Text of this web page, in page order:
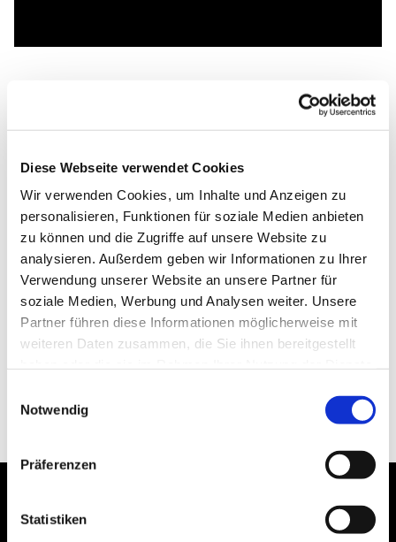
Diese Webseite verwendet Cookies
Wir verwenden Cookies, um Inhalte und Anzeigen zu
personalisieren, Funktionen für soziale Medien anbieten
zu können und die Zugriffe auf unsere Website zu
analysieren. Außerdem geben wir Informationen zu Ihrer
Verwendung unserer Website an unsere Partner für
soziale Medien, Werbung und Analysen weiter. Unsere
Partner führen diese Informationen möglicherweise mit
weiteren Daten zusammen, die Sie ihnen bereitgestellt
Notwendig
Präferenzen
Statistiken